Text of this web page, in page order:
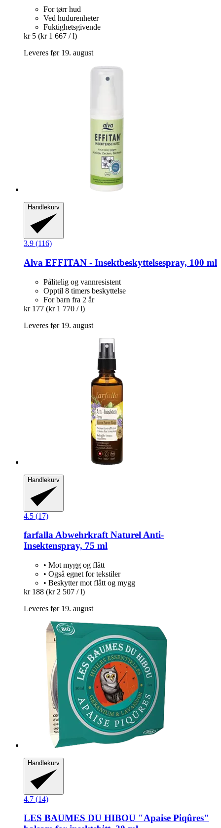
For tørr hud
Ved hudurenheter
Fuktighetsgivende
kr 5 (kr 1 667 / l)
Leveres før 19. august
Handlekurv
3.9 (116)
Alva EFFITAN -​ Insektbeskyttelsespray, 100 ml
Pålitelig og vannresistent
Opptil 8 timers beskyttelse
For barn fra 2 år
kr 177 (kr 1 770 / l)
Leveres før 19. august
Handlekurv
4.5 (17)
farfallaAbwehrkraft Naturel Anti-​
Insektenspray, 75 ml
• Mot mygg og flått
• Også egnet for tekstiler
• Beskytter mot flått og mygg
kr 188 (kr 2 507 / l)
Leveres før 19. august
Handlekurv
4.7 (14)
LES BAUMES DU HIBOU "Apaise Piqûres"